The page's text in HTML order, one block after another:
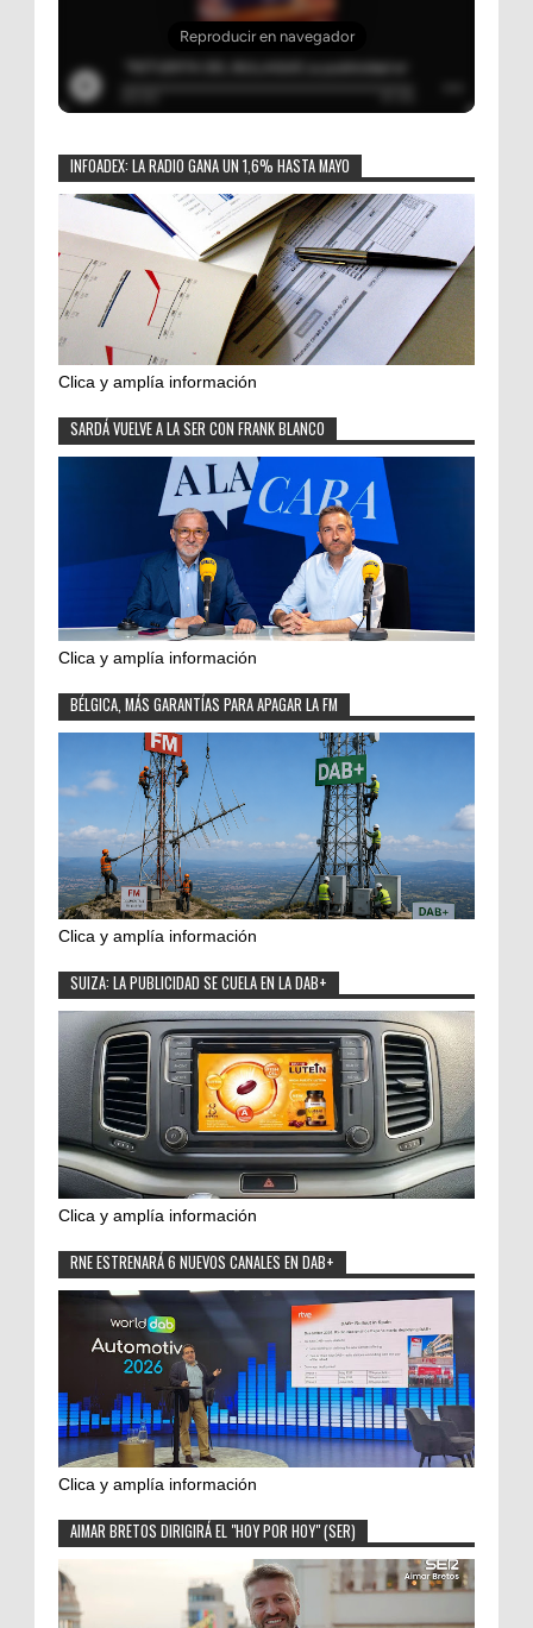
INFOADEX: LA RADIO GANA UN 1,6% HASTA MAYO
Clica y amplía información
SARDÁ VUELVE A LA SER CON FRANK BLANCO
Clica y amplía información
BÉLGICA, MÁS GARANTÍAS PARA APAGAR LA FM
Clica y amplía información
SUIZA: LA PUBLICIDAD SE CUELA EN LA DAB+
Clica y amplía información
RNE ESTRENARÁ 6 NUEVOS CANALES EN DAB+
Clica y amplía información
AIMAR BRETOS DIRIGIRÁ EL "HOY POR HOY" (SER)